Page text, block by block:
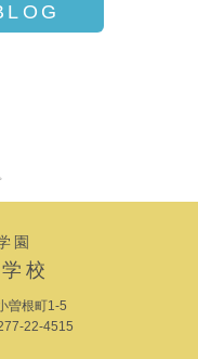
園
校
曽根町1-5
22-4515